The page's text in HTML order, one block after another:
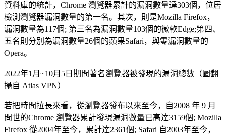
資料庫的統計，Chrome 瀏覽器累計的漏洞數量達303個，位居
檢測瀏覽器漏洞數量的第一名。其次，則是Mozilla Firefox，
漏洞數量為117個; 第三名為漏洞數量103個的微軟Edge;第四、
五名則分別為漏洞數量26個的蘋果Safari，與零漏洞數量的
Opera。
2022年1月~10月5日期間著名瀏覽器被發現的漏洞總數（圖翻
攝自 Atlas VPN）
若把時間拉長來看，從瀏覽器發布以來至今，自2008 年 9 月
問世的Chrome 瀏覽器累計發現漏洞數量已高達3159個; Mozilla
Firefox 從2004年至今，累計達2361個; Safari 自2003年至今，